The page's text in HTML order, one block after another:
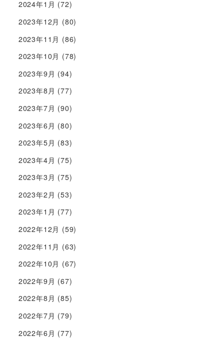
2024年1月 (72)
2023年12月 (80)
2023年11月 (86)
2023年10月 (78)
2023年9月 (94)
2023年8月 (77)
2023年7月 (90)
2023年6月 (80)
2023年5月 (83)
2023年4月 (75)
2023年3月 (75)
2023年2月 (53)
2023年1月 (77)
2022年12月 (59)
2022年11月 (63)
2022年10月 (67)
2022年9月 (67)
2022年8月 (85)
2022年7月 (79)
2022年6月 (77)